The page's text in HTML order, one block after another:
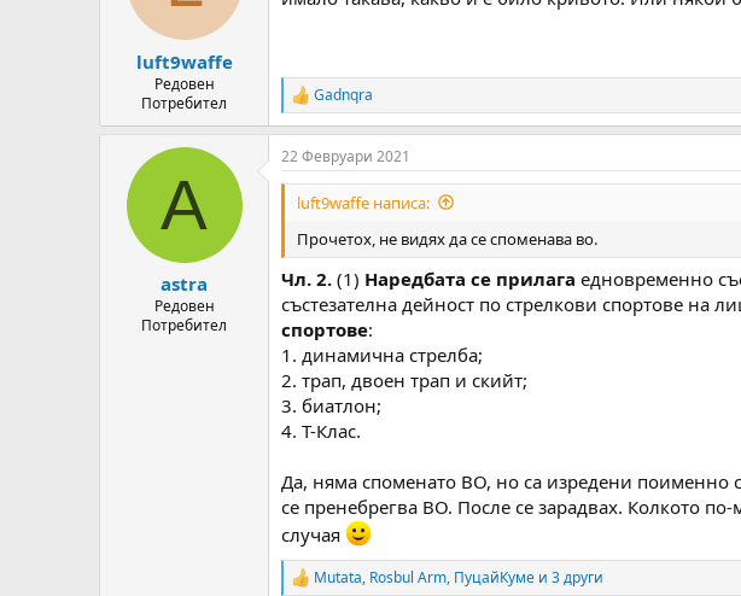
luft9waffe
Редовен
Потребител
R
e
a
c
t
s
:
Gadnqra
A
astra
Редовен
Потребител
22 Февруари 2021
luft9waffe написа:
Прочетох, не видях да се споменава во.
Чл. 2. (1) Наредбата се прилага едновременно
състезателна дейност по стрелкови спортове на
спортове:
1. динамична стрелба;
2. трап, двоен трап и скийт;
3. биатлон;
4. Т-Клас.
Да, няма споменато ВО, но са изредени поименно
се пренебрегва ВО. После се зарадвах. Колкото
случая
R
Mutata, Rosbul Arm, ПуцайКуме и 3 други